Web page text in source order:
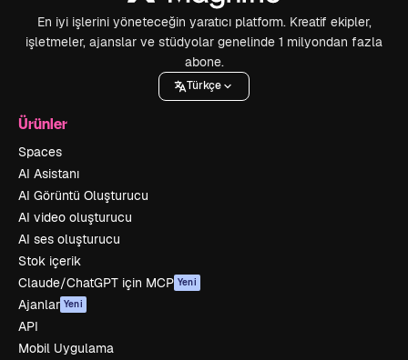
En iyi işlerini yöneteceğin yaratıcı platform. Kreatif ekipler,
işletmeler, ajanslar ve stüdyolar genelinde 1 milyondan fazla
abone.
Türkçe
Ürünler
Spaces
AI Asistanı
AI Görüntü Oluşturucu
AI video oluşturucu
AI ses oluşturucu
Stok içerik
Claude/ChatGPT için MCP Yeni
Ajanlar Yeni
API
Mobil Uygulama